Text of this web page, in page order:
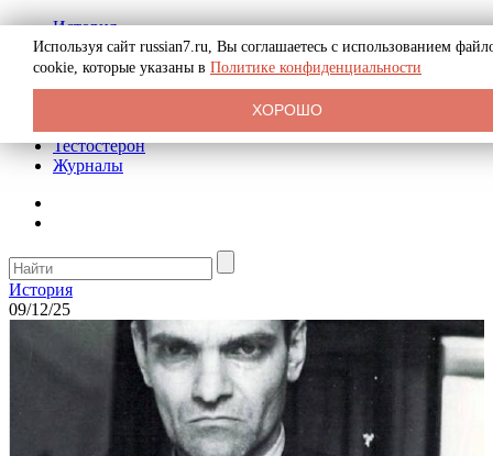
История
Биография
Криминал
Реклама на сайте
Тестостерон
Журналы
История
09/12/25
Используя сайт russian7.ru, Вы соглашаетесь с использованием
cookie, которые указаны в Политике конфиденциальности
ХОРОШО